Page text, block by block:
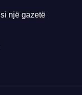
një gazetë